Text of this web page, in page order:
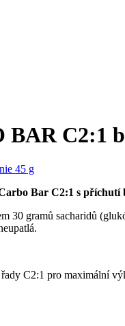
C2:1
Bar C2:1 s příchutí
30 gramů sacharidů
C2:1 pro maximální